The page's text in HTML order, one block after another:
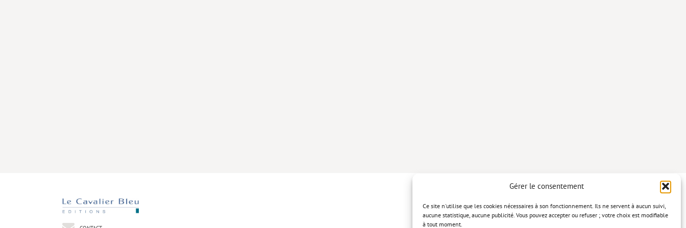
Gérer le consentement
Ce site n'utilise que les cookies nécessaires à son fonctionnement. Ils ne servent à aucun suivi,
aucune statistique, aucune publicité. Vous pouvez accepter ou refuser ; votre choix est modifiable
à tout moment.
Politique de confidentialité